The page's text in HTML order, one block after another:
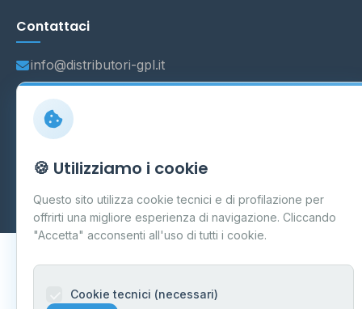
Contattaci
info@distributori-gpl.it
Carpi P.IVA 03859300364
Dati forniti da Ministero delle Imprese e del Made in Italy
Aggiornamento quotidiano
🍪 Utilizziamo i cookie
Questo sito utilizza cookie tecnici e di profilazione per
offrirti una migliore esperienza di navigazione. Cliccando
"Accetta" acconsenti all'uso di tutti i cookie.
Cookie tecnici (necessari)